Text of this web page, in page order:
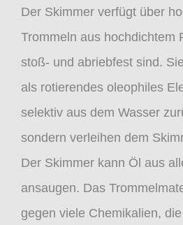
Der Skimmer verfügt über
Trommeln aus hochdichtem
stoß- und abriebfest sind.
als rotierendes oleophiles
selektiv aus dem Wasser
sondern verleihen dem
Der Skimmer kann Öl aus
ansaugen. Das
gegen viele Chemikalien,